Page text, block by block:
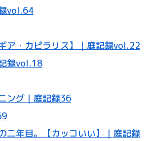
vol.64
ア・カピラリス】｜庭記録vol.22
録vol.18
ング｜庭記録36
二年目。【カッコいい】｜庭記録